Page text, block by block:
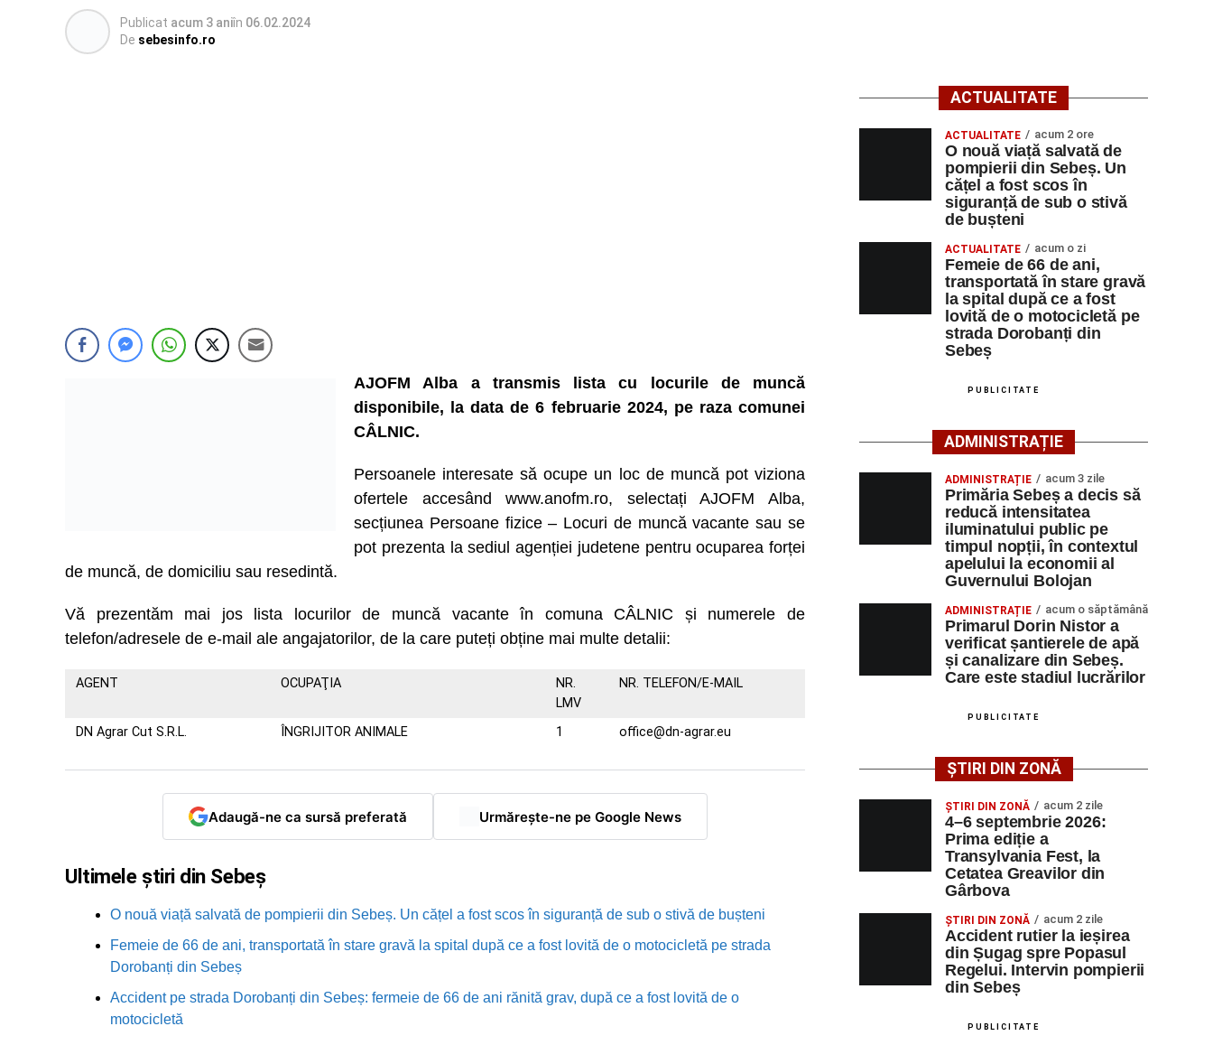
Publicat acum 3 aniîn 06.02.2024
De sebesinfo.ro
AJOFM Alba a transmis lista cu locurile de muncă
disponibile, la data de 6 februarie 2024, pe raza comunei
CÂLNIC.
Persoanele interesate să ocupe un loc de muncă pot viziona
ofertele accesând www.anofm.ro, selectați AJOFM Alba,
secțiunea Persoane fizice – Locuri de muncă vacante sau se
pot prezenta la sediul agenției judetene pentru ocuparea forței
de muncă, de domiciliu sau resedintă.
Vă prezentăm mai jos lista locurilor de muncă vacante în comuna CÂLNIC și numerele de
telefon/adresele de e-mail ale angajatorilor, de la care puteți obține mai multe detalii:
AGENT OCUPAŢIA
NR.
LMV
NR. TELEFON/E-MAIL
DN Agrar Cut S.R.L. ÎNGRIJITOR ANIMALE 1 office@dn-agrar.eu
Adaugă-ne ca sursă preferată Urmărește-ne pe Google News
Ultimele știri din Sebeș
O nouă viață salvată de pompierii din Sebeș. Un cățel a fost scos în siguranță de sub o stivă de bușteni
Femeie de 66 de ani, transportată în stare gravă la spital după ce a fost lovită de o motocicletă pe strada
Dorobanți din Sebeș
Accident pe strada Dorobanți din Sebeș: fermeie de 66 de ani rănită grav, după ce a fost lovită de o
motocicletă
ACTUALITATE
ACTUALITATE acum 2 ore
O nouă viață salvată de
pompierii din Sebeș. Un
cățel a fost scos în
siguranță de sub o stivă
de bușteni
ACTUALITATE acum o zi
Femeie de 66 de ani,
transportată în stare gravă
la spital după ce a fost
lovită de o motocicletă pe
strada Dorobanți din
Sebeș
PUBLICITATE
ADMINISTRAȚIE
ADMINISTRAȚIE acum 3 zile
Primăria Sebeș a decis să
reducă intensitatea
iluminatului public pe
timpul nopții, în contextul
apelului la economii al
Guvernului Bolojan
ADMINISTRAȚIE acum o săptămână
Primarul Dorin Nistor a
verificat șantierele de apă
și canalizare din Sebeș.
Care este stadiul lucrărilor
PUBLICITATE
ȘTIRI DIN ZONĂ
ȘTIRI DIN ZONĂ acum 2 zile
4–6 septembrie 2026:
Prima ediție a
Transylvania Fest, la
Cetatea Greavilor din
Gârbova
ȘTIRI DIN ZONĂ acum 2 zile
Accident rutier la ieșirea
din Șugag spre Popasul
Regelui. Intervin pompierii
din Sebeș
PUBLICITATE